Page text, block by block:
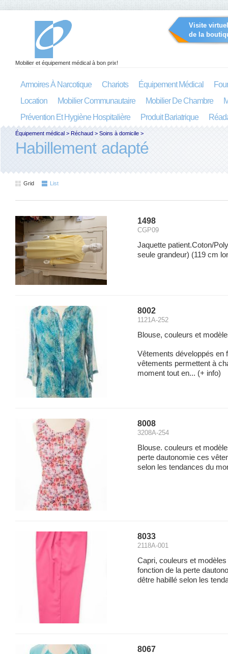
Visite
de la
Mobilier et équipement médical à bon prix!
Armoires À Narcotique Chariots Équipement Médical
Location
Mobilier Communautaire Mobilier De Chambre
Prévention Et Hygiène Hospitalière
Produit Bariatrique
Équipement médical > Réchaud > Soins à domicile >
Habillement adapté
Grid List
1498
CGP09
Jaquette patient.Coton/
seule grandeur) (119 cm
8002
1121A-252
Blouse, couleurs et
Vêtements développés en
vêtements permettent à
moment tout en... (+ info)
8008
3208A-254
Blouse. couleurs et
perte dautonomie ces
selon les tendances du
8033
2118A-001
Capri, couleurs et
fonction de la perte
dêtre habillé selon les
8067